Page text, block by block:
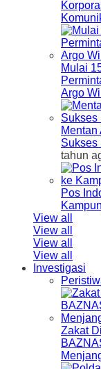
Mulai
Argo
Mentan
Sukses
tahun
Pos
View all
View all
View all
View all
Investigasi
Zakat